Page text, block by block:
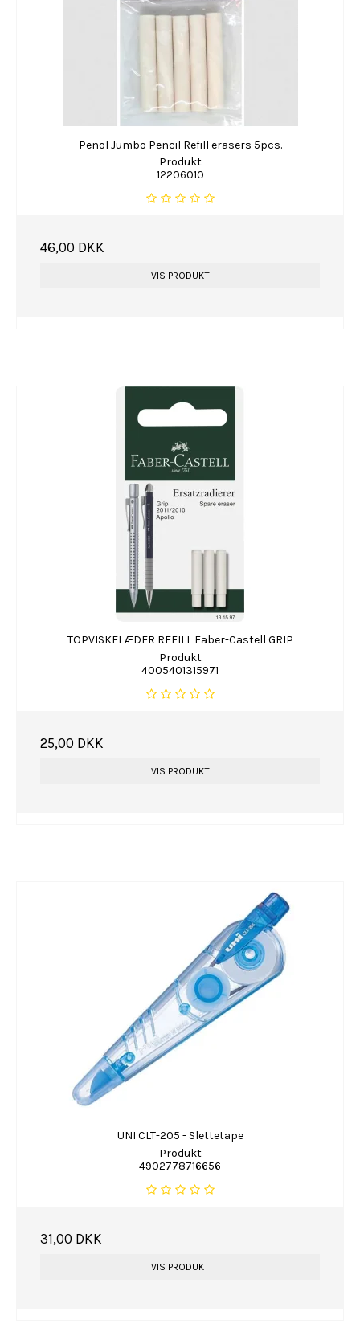
Penol Jumbo Pencil Refill erasers 5pcs.
Produkt
12206010
46,00 DKK
VIS PRODUKT
TOPVISKELÆDER REFILL Faber-Castell GRIP
Produkt
4005401315971
25,00 DKK
VIS PRODUKT
UNI CLT-205 - Slettetape
Produkt
4902778716656
31,00 DKK
VIS PRODUKT